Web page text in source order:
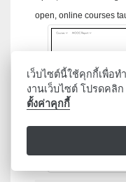
open, online courses
เว็บไซต์นี้ใช้คุกกี้เพื่อ
งานเว็บไซต์ โปรดคลิ
ตั้งค่าคุกกี้